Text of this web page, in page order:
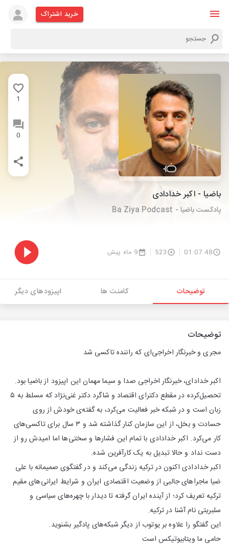
خرید اشتراک
1
0
باضیا - اکبر خدادادی
پادکست باضیا - Ba Ziya Podcast
01:07:48
523 9 ماه پیش
توضیحات کامنت ها اپیزودهای دیگر
توضیحات
مجری و خبرنگار اخراجی‌ای که راننده تاکسی شد
اکبر خدادای، خبرنگار اخراجی صدا و سیما مهمان این اپیزود از باضیا بود.
تحصیل‌کرده در مقطع دکترای اقتصاد و شاگرد دکتر غنی‌نژاد که مسلط به ۵
زبان است و در شبکه خبر فعالیت می‌کرد، به گفته‌ی خودش از روی
حسادت و بخل، از این سازمان کنار گذاشته شد و ۳ سال برای تاکسی‌های
کار می‌کرد. اکبر خدادادی با تمام این فشارها و سختی‌ها اما امیدش رو از
دست نداد و حالا تبدیل به یک کارآفرین شده.
اکبر خدادادی اکنون در ترکیه زندگی می‌کند و در گفتگوی صمیمانه با علی
ضیا ماجراهای جالبی از وضعیت اقتصادی ایران و شرایط ایرانی‌های مقیم
ترکیه تعریف کرد؛ از آینده ایران گرفته تا دیدار با چهره‌های سیاسی و
سلبریتی نام آشنا در ترکیه.
این گفتگو را علاوه بر یوتوب از دیگر شبکه‌های پادگیر بشنوید.
حامی ما ویتابیوتیکس است